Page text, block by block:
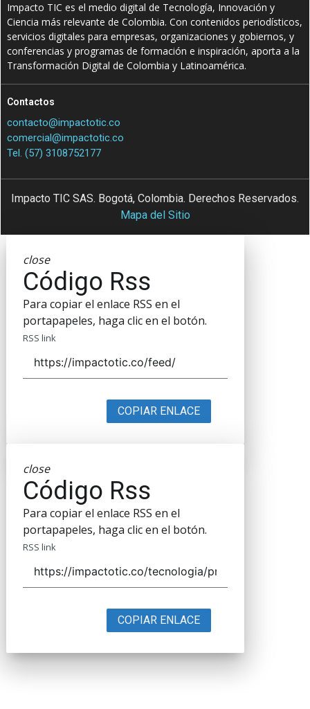
Impacto TIC es el medio digital de Tecnología, Innovación y
Ciencia más relevante de Colombia. Con contenidos periodísticos,
servicios digitales para empresas, organizaciones y gobiernos, y
conferencias y programas de formación e inspiración, aporta a la
Transformación Digital de Colombia y Latinoamérica.
Contactos
contacto@impactotic.co
comercial@impactotic.co
Tel. (57) 3108752177
Impacto TIC SAS. Bogotá, Colombia. Derechos Reservados.
Mapa del Sitio
close
Código Rss
Para copiar el enlace RSS en el
portapapeles, haga clic en el botón.
RSS link
COPIAR ENLACE
close
Código Rss
Para copiar el enlace RSS en el
portapapeles, haga clic en el botón.
RSS link
COPIAR ENLACE